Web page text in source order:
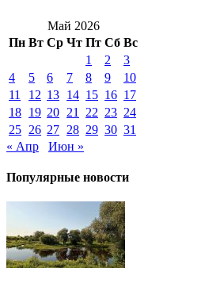
Май 2026
Пн Вт Ср Чт Пт Сб Вс
1
2
3
4
5 6 7 8 9
10
11
12 13 14 15 16 17
18 19 20 21 22 23 24
25 26 27 28 29 30 31
« Апр
Июн »
Популярные новости